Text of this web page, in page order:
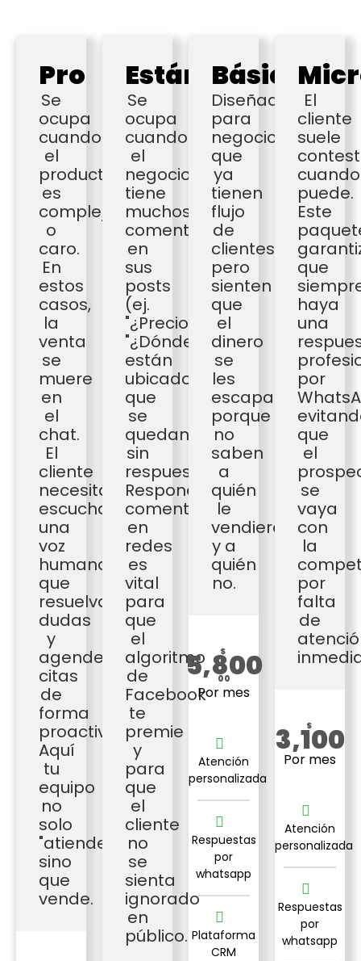
Pro
Se
ocupa
cuando
el
producto
es
complejo
o
caro.
En
estos
casos,
la
venta
se
muere
en
el
chat.
El
cliente
necesita
escuchar
una
voz
humana
que
resuelva
dudas
y
agende
citas
de
forma
proactiva.
Aquí
tu
equipo
no
solo
"atiende",
sino
que
vende.
Estándar
Se
ocupa
cuando
el
negocio
tiene
muchos
comentarios
en
sus
posts
(ej.
"¿Precio?",
"¿Dónde
están
ubicados?")
que
se
quedan
sin
respuesta.
Responder
comentarios
en
redes
es
vital
para
que
el
algoritmo
de
Facebook
te
premie
y
para
que
el
cliente
no
se
sienta
ignorado
en
público.
Básico
Diseñado
para
negocios
que
ya
tienen
flujo
de
clientes,
pero
sienten
que
el
dinero
se
les
escapa
porque
no
saben
a
quién
le
vendieron
y a
quién
no.
$
5,800
00
Por mes
Atención
personalizada
Respuestas
por
whatsapp
Plataforma
CRM
El
cliente
suele
cuando
puede.
Este
que
haya
una
por
que
el
se
vaya
con
la
por
falta
de
$
3,100
Por mes
Atención
personalizada
Respuestas
por
whatsapp